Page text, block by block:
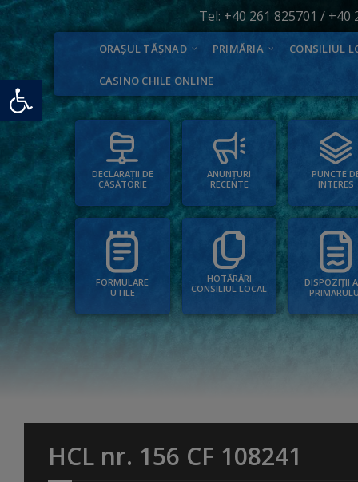
Deschide bara de unelte
Tel: +40 261 825701 / +40
ORAȘUL TĂȘNAD PRIMĂRIA CONSILIUL
CASINO CHILE ONLINE
DECLARAȚII DE
CĂSĂTORIE
ANUNȚURI
RECENTE
PUNCTE
INTERES
FORMULARE
UTILE
HOTĂRÂRI
CONSILIUL LOCAL
DISPOZIȚII
HCL nr. 156 CF 108241